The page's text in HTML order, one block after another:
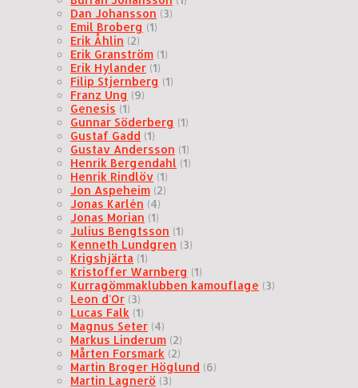
Dan Johansson (3)
Emil Broberg (1)
Erik Åhlin (2)
Erik Granström (1)
Erik Hylander (1)
Filip Stjernberg (1)
Franz Ung (9)
Genesis (1)
Gunnar Söderberg (1)
Gustaf Gadd (1)
Gustav Andersson (1)
Henrik Bergendahl (1)
Henrik Rindlöv (1)
Jon Aspeheim (2)
Jonas Karlén (4)
Jonas Morian (1)
Julius Bengtsson (1)
Kenneth Lundgren (3)
Krigshjärta (1)
Kristoffer Warnberg (1)
Kurragömmaklubben kamouflage (3)
Leon d'Or (3)
Lucas Falk (1)
Magnus Seter (4)
Markus Linderum (2)
Mårten Forsmark (2)
Martin Broger Höglund (6)
Martin Lagnerö (3)